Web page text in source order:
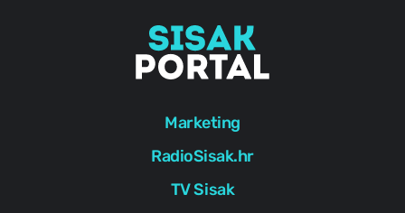
Marketing
RadioSisak.hr
TV Sisak